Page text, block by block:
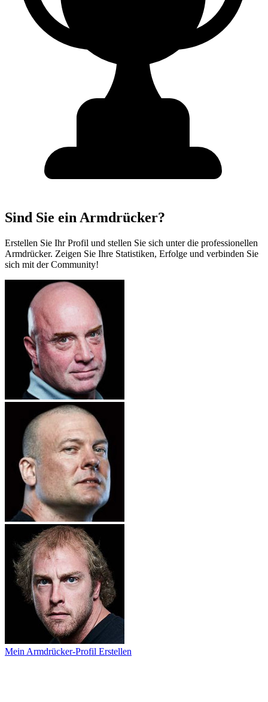
Sind Sie ein Armdrücker?
Erstellen Sie Ihr Profil und stellen Sie sich unter die professionellen
Armdrücker. Zeigen Sie Ihre Statistiken, Erfolge und verbinden Sie
sich mit der Community!
Mein Armdrücker-Profil Erstellen